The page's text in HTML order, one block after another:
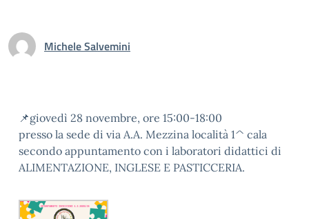
Michele Salvemini
📌giovedì 28 novembre, ore 15:00-18:00
presso la sede di via A.A. Mezzina località 1^ cala
secondo appuntamento con i laboratori didattici di
ALIMENTAZIONE, INGLESE E PASTICCERIA.